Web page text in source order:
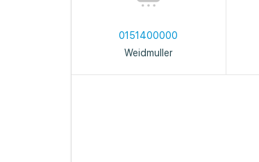
0151400000
Weidmuller